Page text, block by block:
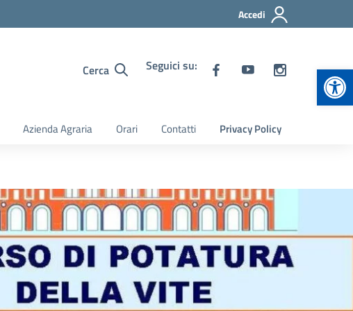
Accedi
Cerca Seguici su:
Azienda Agraria Orari Contatti Privacy Policy